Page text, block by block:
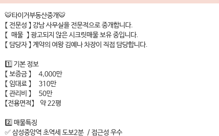
🐯타이거부동산중개🐯
【 전문성 】 강남 사무실을 전문적으로 중개합니다.
【 매물 】 광고되지 않은 시크릿매물 보유 중입니다.
【 담당자 】 계약의 여왕 김예나 차장이 직접 담당합니다.
1️⃣ 기본 정보
【 보증금 】 4,000만
【 임대료 】 310만
【 관리비 】 50만
【전용면적】 약 22평
2️⃣ 매물특징
✅ 삼성중앙역 초역세 도보2분 / 접근성 우수